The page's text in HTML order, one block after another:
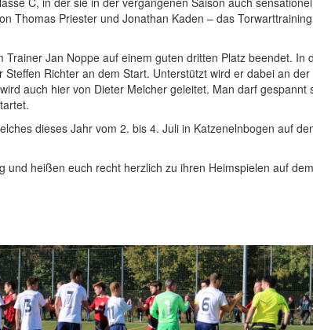
Thomas Priester und Jonathan Kaden – das
Jan Noppe auf einem guten dritten Platz beendet. In
Richter an dem Start. Unterstützt wird er dabei an der
auch hier von Dieter Melcher geleitet. Man darf gespannt
dieses Jahr vom 2. bis 4. Juli in Katzenelnbogen auf
heißen euch recht herzlich zu ihren Heimspielen auf dem